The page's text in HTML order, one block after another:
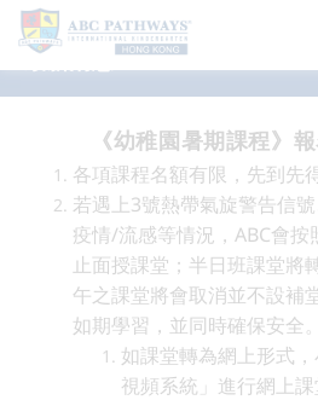
最新消息
《幼稚園暑期課程》
各項課程名額有限，先到先得
若遇上3號熱帶氣旋警告信號
疫情/流感等情況，ABC會
止面授課堂；半日班課堂將
午之課堂將會取消並不設補
如期學習，並同時確保安全。
如課堂轉為網上形式
視頻系統」進行網上